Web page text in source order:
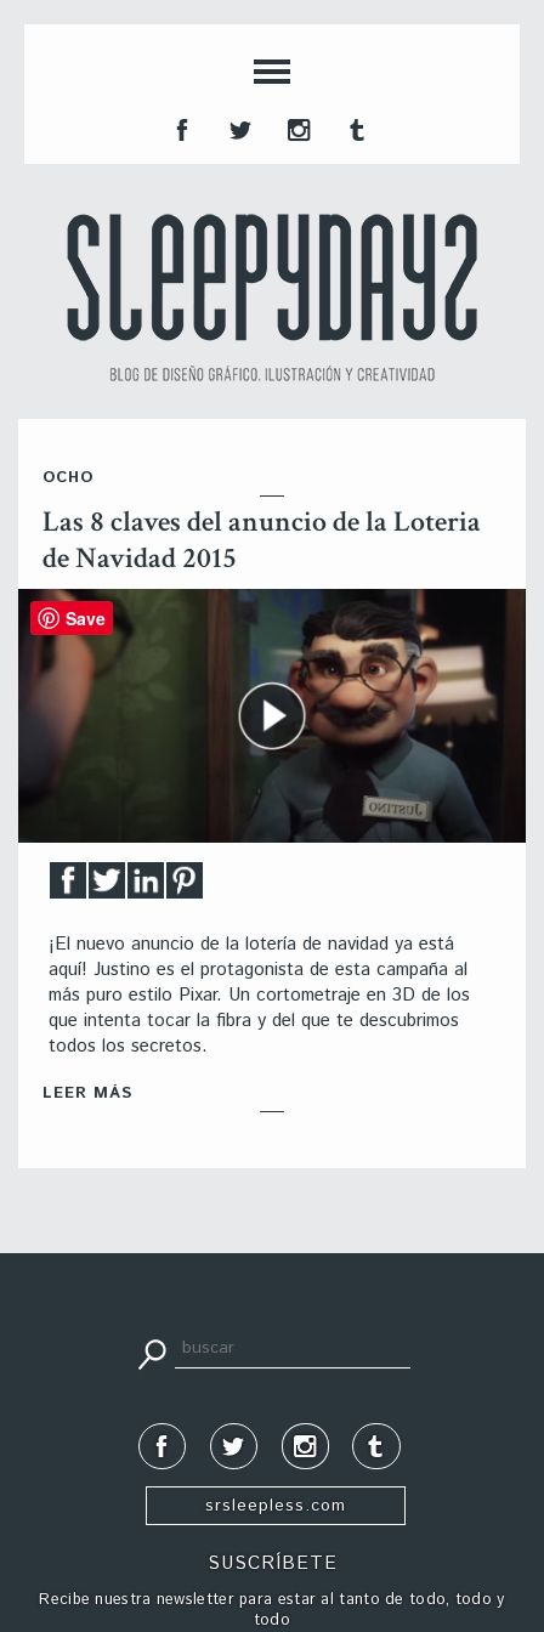
OCHO
Las 8 claves del anuncio de la Loteria
de Navidad 2015
¡El nuevo anuncio de la lotería de navidad ya está
aquí! Justino es el protagonista de esta campaña al
más puro estilo Pixar. Un cortometraje en 3D de los
que intenta tocar la fibra y del que te descubrimos
todos los secretos.
LEER MÁS
srsleepless.com
SUSCRÍBETE
Recibe nuestra newsletter para estar al tanto de todo, todo y
todo
Save